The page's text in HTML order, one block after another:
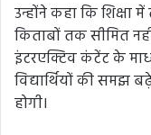
उन्होंने कहा कि शिक्षा
किताबों तक सीमित
इंटरएक्टिव कंटेंट के
विद्यार्थियों की समझ
होगी।